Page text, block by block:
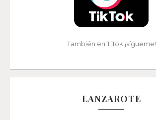
También en TiTok ¡sígueme!
LANZAROTE